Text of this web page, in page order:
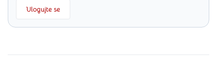
Ulogujte se